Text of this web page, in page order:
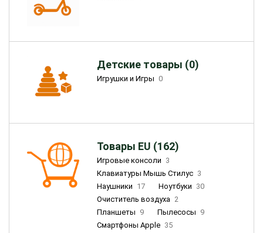
Детские товары (0)
Игрушки и Игры 0
Товары EU (162)
Игровые консоли 3
Клавиатуры Мышь Стилус 3
Наушники 17 Ноутбуки 30
Очиститель воздуха 2
Планшеты 9 Пылесосы 9
Смартфоны Apple 35